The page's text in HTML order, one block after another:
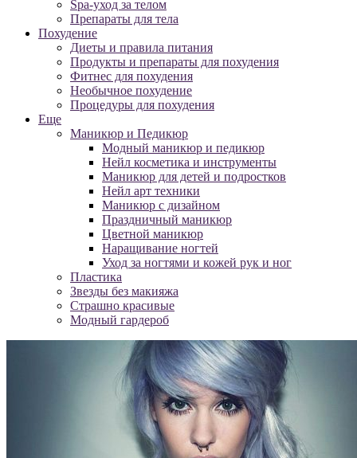
Spa-уход за телом
Препараты для тела
Похудение
Диеты и правила питания
Продукты и препараты для похудения
Фитнес для похудения
Необычное похудение
Процедуры для похудения
Еще
Маникюр и Педикюр
Модный маникюр и педикюр
Нейл косметика и инструменты
Маникюр для детей и подростков
Нейл арт техники
Маникюр с дизайном
Праздничный маникюр
Цветной маникюр
Наращивание ногтей
Уход за ногтями и кожей рук и ног
Пластика
Звезды без макияжа
Страшно красивые
Модный гардероб